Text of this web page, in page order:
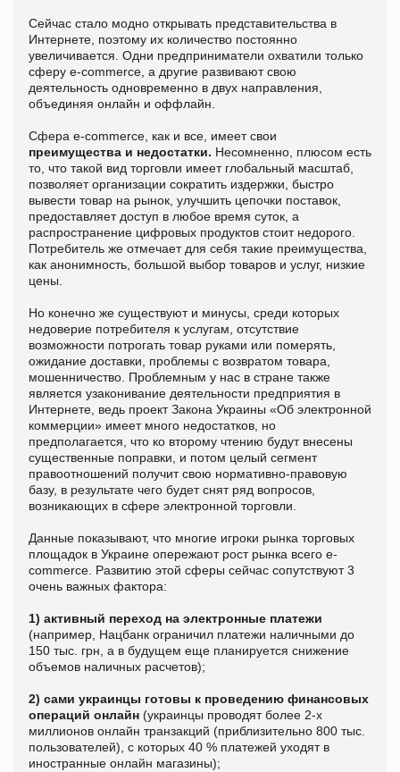
Сейчас стало модно открывать представительства в
Интернете, поэтому их количество постоянно
увеличивается. Одни предприниматели охватили только
сферу e-сommerce, а другие развивают свою
деятельность одновременно в двух направления,
объединяя онлайн и оффлайн.
Сфера e-сommerce, как и все, имеет свои
преимущества и недостатки. Несомненно, плюсом есть
то, что такой вид торговли имеет глобальный масштаб,
позволяет организации сократить издержки, быстро
вывести товар на рынок, улучшить цепочки поставок,
предоставляет доступ в любое время суток, а
распространение цифровых продуктов стоит недорого.
Потребитель же отмечает для себя такие преимущества,
как анонимность, большой выбор товаров и услуг, низкие
цены.
Но конечно же существуют и минусы, среди которых
недоверие потребителя к услугам, отсутствие
возможности потрогать товар руками или померять,
ожидание доставки, проблемы с возвратом товара,
мошенничество. Проблемным у нас в стране также
является узаконивание деятельности предприятия в
Интернете, ведь проект Закона Украины «Об электронной
коммерции» имеет много недостатков, но
предполагается, что ко второму чтению будут внесены
существенные поправки, и потом целый сегмент
правоотношений получит свою нормативно-правовую
базу, в результате чего будет снят ряд вопросов,
возникающих в сфере электронной торговли.
Данные показывают, что многие игроки рынка торговых
площадок в Украине опережают рост рынка всего e-
сommerce. Развитию этой сферы сейчас сопутствуют 3
очень важных фактора:
1) активный переход на электронные платежи
(например, Нацбанк ограничил платежи наличными до
150 тыс. грн, а в будущем еще планируется снижение
объемов наличных расчетов);
2) сами украинцы готовы к проведению финансовых
операций онлайн (украинцы проводят более 2-х
миллионов онлайн транзакций (приблизительно 800 тыс.
пользователей), с которых 40 % платежей уходят в
иностранные онлайн магазины);